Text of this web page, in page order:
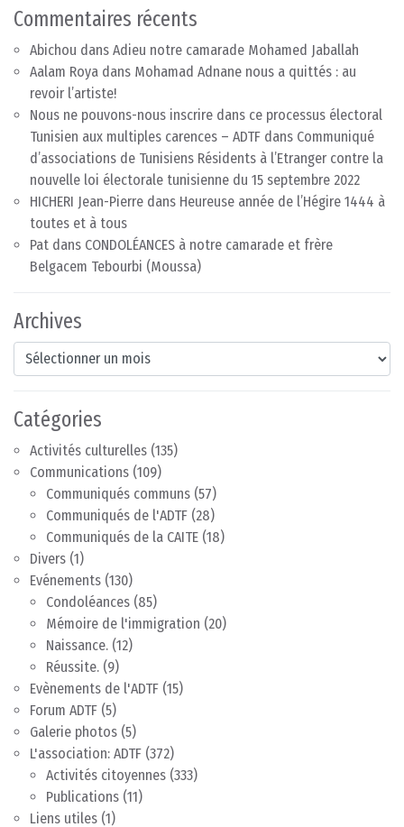
Commentaires récents
Abichou dans Adieu notre camarade Mohamed Jaballah
Aalam Roya dans Mohamad Adnane nous a quittés : au
revoir l’artiste!
Nous ne pouvons-nous inscrire dans ce processus électoral
Tunisien aux multiples carences – ADTF dans Communiqué
d’associations de Tunisiens Résidents à l’Etranger contre la
nouvelle loi électorale tunisienne du 15 septembre 2022
HICHERI Jean-Pierre dans Heureuse année de l’Hégire 1444 à
toutes et à tous
Pat dans CONDOLÉANCES à notre camarade et frère
Belgacem Tebourbi (Moussa)
Archives
Archives
Catégories
Activités culturelles (135)
Communications (109)
Communiqués communs (57)
Communiqués de l'ADTF (28)
Communiqués de la CAITE (18)
Divers (1)
Evénements (130)
Condoléances (85)
Mémoire de l'immigration (20)
Naissance. (12)
Réussite. (9)
Evènements de l'ADTF (15)
Forum ADTF (5)
Galerie photos (5)
L'association: ADTF (372)
Activités citoyennes (333)
Publications (11)
Liens utiles (1)